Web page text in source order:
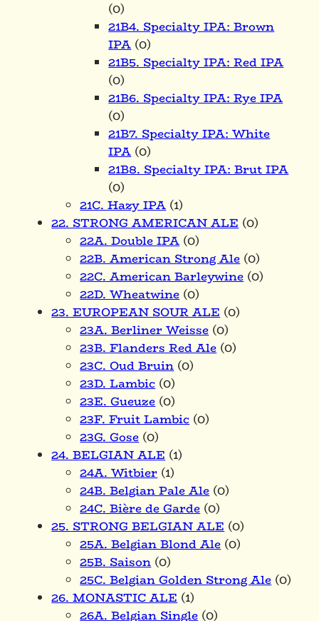
(0)
21B4. Specialty IPA: Brown
IPA(0)
21B5. Specialty IPA: Red IPA
(0)
21B6. Specialty IPA: Rye IPA
(0)
21B7. Specialty IPA: White
IPA(0)
21B8. Specialty IPA: Brut IPA
(0)
21C. Hazy IPA(1)
22. STRONG AMERICAN ALE(0)
22A. Double IPA(0)
22B. American Strong Ale(0)
22C. American Barleywine(0)
22D. Wheatwine(0)
23. EUROPEAN SOUR ALE(0)
23A. Berliner Weisse(0)
23B. Flanders Red Ale(0)
23C. Oud Bruin(0)
23D. Lambic(0)
23E. Gueuze(0)
23F. Fruit Lambic(0)
23G. Gose(0)
24. BELGIAN ALE(1)
24A. Witbier(1)
24B. Belgian Pale Ale(0)
24C. Bière de Garde(0)
25. STRONG BELGIAN ALE(0)
25A. Belgian Blond Ale(0)
25B. Saison(0)
25C. Belgian Golden Strong Ale(0)
26. MONASTIC ALE(1)
26A. Belgian Single(0)